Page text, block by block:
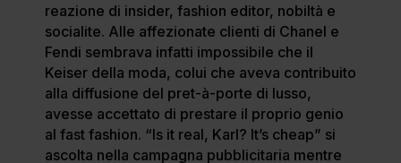
reazione di insider, fashion editor, nobiltà e
socialite. Alle affezionate clienti di Chanel e
Fendi sembrava infatti impossibile che il
Keiser della moda, colui che aveva contribuito
alla diffusione del pret-à-porte di lusso,
avesse accettato di prestare il proprio genio
al fast fashion. “Is it real, Karl? It’s cheap” si
ascolta nella campagna pubblicitaria mentre